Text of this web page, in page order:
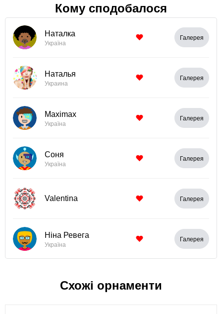
Кому сподобалося
Наталка
Україна
Галерея
Наталья
Украина
Галерея
Maximax
Україна
Галерея
Соня
Україна
Галерея
Valentina Галерея
Ніна Ревега
Україна
Галерея
Схожі орнаменти